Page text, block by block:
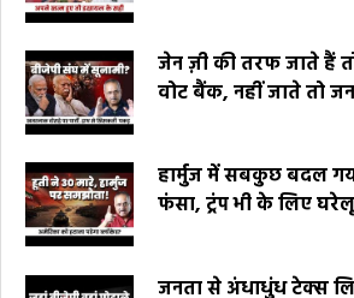
जेन ज़ी की तरफ जाते हैं
वोट बैंक, नहीं जाते तो
हार्मुज में सबकुछ बदल
फंसा, ट्रंप भी के लिए
जनता से अंधाधुंध टेक्स